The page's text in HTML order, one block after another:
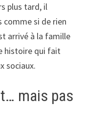
plus tard, il
comme si de rien
arrivé à la famille
histoire qui fait
sociaux.
mais pas